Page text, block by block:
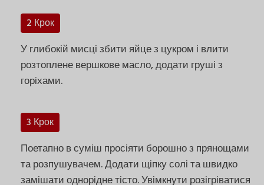
2 Крок
У глибокій мисці збити яйце з цукром і влити
розтоплене вершкове масло, додати груші з
горіхами.
3 Крок
Поетапно в суміш просіяти борошно з прянощами
та розпушувачем. Додати щіпку солі та швидко
замішати однорідне тісто. Увімкнути розігріватися